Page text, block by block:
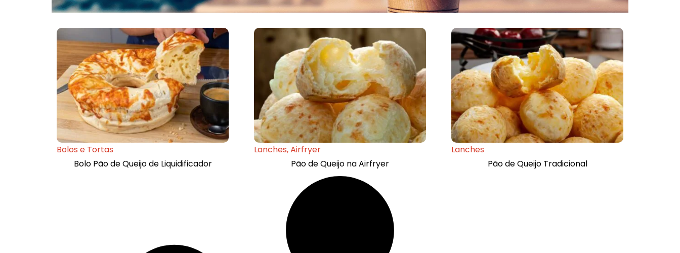
Bolos e Tortas
Bolo Pão de Queijo de Liquidificador
Lanches,Airfryer
Pão de Queijo na Airfryer
Lanches
Pão de Queijo Tradicional